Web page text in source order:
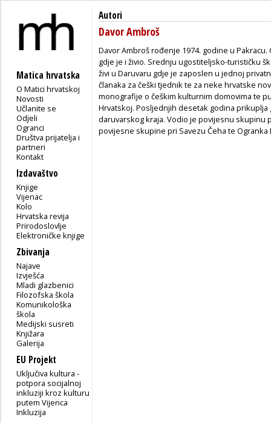
Matica hrvatska
O Matici hrvatskoj
Novosti
Učlanite se
Odjeli
Ogranci
Društva prijatelja i
partneri
Kontakt
Izdavaštvo
Knjige
Vijenac
Kolo
Hrvatska revija
Prirodoslovlje
Elektroničke knjige
Zbivanja
Najave
Izvješća
Mladi glazbenici
Filozofska škola
Komunikološka
škola
Medijski susreti
Knjižara
Galerija
EU Projekt
Uključiva kultura -
potpora socijalnoj
inkluziji kroz kulturu
putem Vijenca
Inkluzija
Autori
Davor Ambroš
Davor Ambroš rođenje 1974. godine u
gdje je i živio. Srednju ugostiteljsko-turističku
živi u Daruvaru gdje je zaposlen u jednoj
članaka za češki tjednik te za neke hrvatske
monografije o češkim kulturnim domovima te
Hrvatskoj. Posljednjih desetak godina prikuplja
daruvarskog kraja. Vodio je povijesnu skupinu
povijesne skupine pri Savezu Čeha te